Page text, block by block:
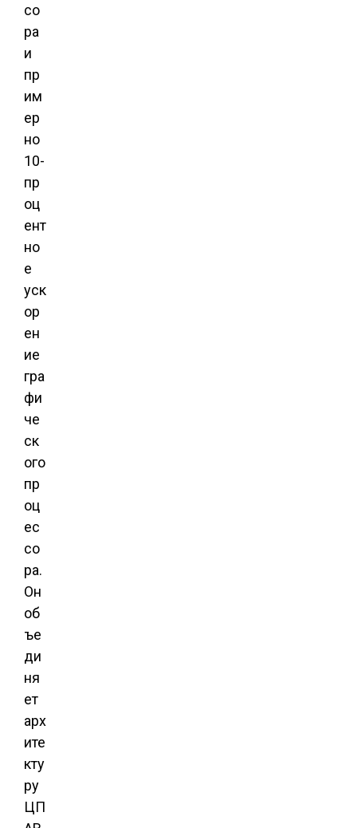
со
ра
и
пр
им
ер
но
10-
пр
оц
ент
но
е
уск
ор
ен
ие
гра
фи
че
ск
ого
пр
оц
ес
со
ра.
Он
об
ъе
ди
ня
ет
арх
ите
кту
ру
ЦП